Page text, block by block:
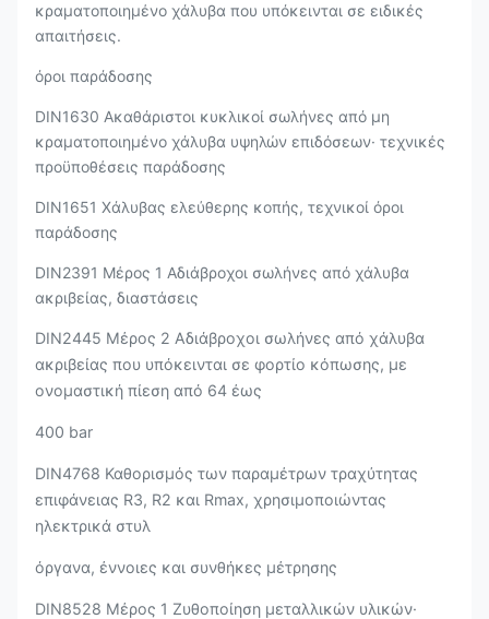
κραματοποιημένο χάλυβα που υπόκεινται σε ειδικές
απαιτήσεις.
όροι παράδοσης
DIN1630 Ακαθάριστοι κυκλικοί σωλήνες από μη
κραματοποιημένο χάλυβα υψηλών επιδόσεων· τεχνικές
προϋποθέσεις παράδοσης
DIN1651 Χάλυβας ελεύθερης κοπής, τεχνικοί όροι
παράδοσης
DIN2391 Μέρος 1 Αδιάβροχοι σωλήνες από χάλυβα
ακριβείας, διαστάσεις
DIN2445 Μέρος 2 Αδιάβροχοι σωλήνες από χάλυβα
ακριβείας που υπόκεινται σε φορτίο κόπωσης, με
ονομαστική πίεση από 64 έως
400 bar
DIN4768 Καθορισμός των παραμέτρων τραχύτητας
επιφάνειας R3, R2 και Rmax, χρησιμοποιώντας
ηλεκτρικά στυλ
όργανα, έννοιες και συνθήκες μέτρησης
DIN8528 Μέρος 1 Ζυθοποίηση μεταλλικών υλικών·